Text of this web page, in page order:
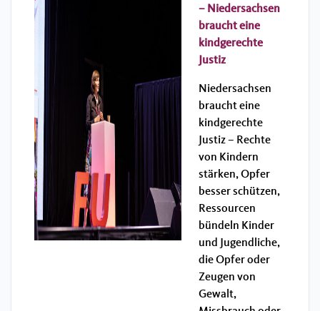
– Niedersachsen
braucht eine
kindgerechte
Justiz
Niedersachsen
braucht eine
kindgerechte
Justiz – Rechte
von Kindern
stärken, Opfer
besser schützen,
Ressourcen
bündeln Kinder
und Jugendliche,
die Opfer oder
Zeugen von
Gewalt,